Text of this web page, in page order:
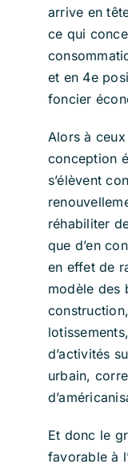
arrive en
ce qui
et en 4e
foncier
Alors à ceux
conception
s’élèvent
réhabiliter
que d’en
en effet de
modèle des
d’activités
urbain,
Et donc le
favorable à